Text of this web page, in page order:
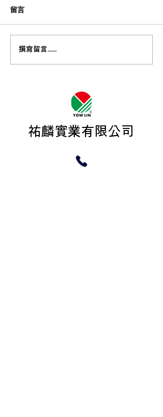
遷廠公告
留言
撰寫留言......
​祐麟實業有限公司